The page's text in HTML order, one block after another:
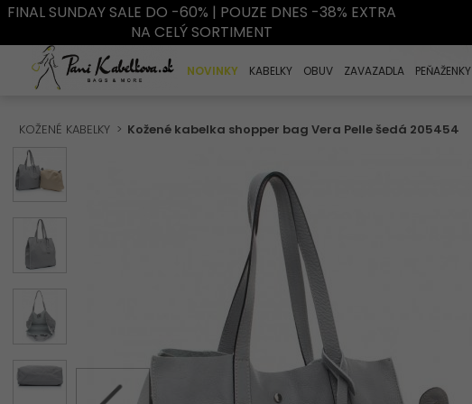
FINAL SUNDAY SALE DO -60% | POUZE DNES -38% EXTRA
NA CELÝ SORTIMENT
NOVINKY KABELKY OBUV ZAVAZADLA PEŇAŽENKY
KOŽENÉ KABELKY Kožené kabelka shopper bag Vera Pelle šedá 205454